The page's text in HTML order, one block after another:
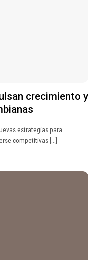
crecimiento y
estrategias para
competitivas [...]